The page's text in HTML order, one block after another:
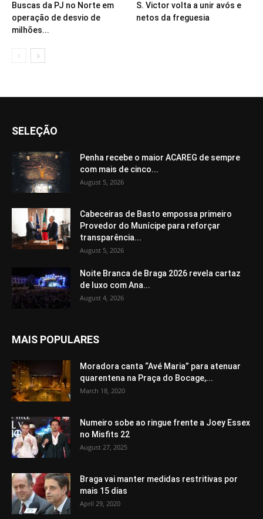
Buscas da PJ no Norte em
operação de desvio de
milhões...
S. Victor volta a unir avós e
netos da freguesia
SELEÇÃO
Penha recebe o maior ACAREG de sempre
com mais de cinco...
August 5, 2026
Cabeceiras de Basto empossa primeiro
Provedor do Munícipe para reforçar
transparência...
August 5, 2026
Noite Branca de Braga 2026 revela cartaz
de luxo com Ana...
August 4, 2026
MAIS POPULARES
Moradora canta “Avé Maria” para atenuar
quarentena na Praça do Bocage,...
March 18, 2020
Numeiro sobe ao ringue frente a Joey Essex
no Misfits 22
August 27, 2025
Braga vai manter medidas restritivas por
mais 15 dias
April 29, 2020